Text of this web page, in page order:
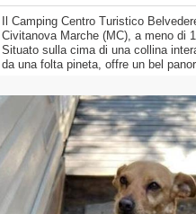
Il Camping Centro Turistico
Civitanova Marche (MC), a meno di
Situato sulla cima di una collina
da una folta pineta, offre un bel